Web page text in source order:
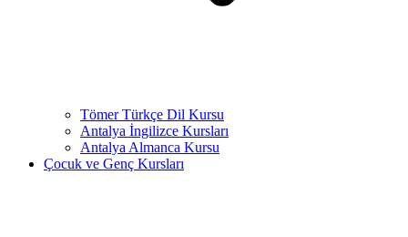
Tömer Türkçe Dil Kursu
Antalya İngilizce Kursları
Antalya Almanca Kursu
Çocuk ve Genç Kursları